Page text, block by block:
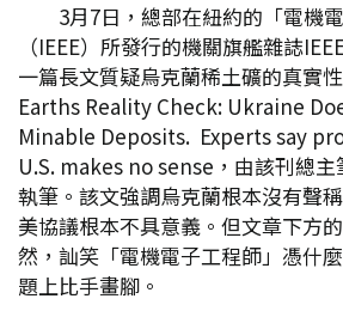
3月7日，總部在紐約的「電機
（IEEE）所發行的機關旗艦雜誌
一篇長文質疑烏克蘭稀土礦的真實
Earths Reality Check: Ukraine
Minable Deposits. Experts say
U.S. makes no sense，由該刊總
執筆。該文強調烏克蘭根本沒有聲
美協議根本不具意義。但文章下方
然，訕笑「電機電子工程師」憑什
題上比手畫腳。